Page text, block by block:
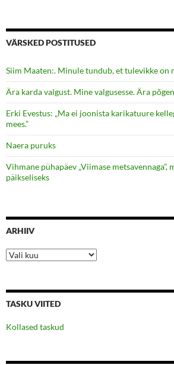
VÄRSKED POSTITUSED
Siim Maaten:. Minule tundub, et tulevikke on
Ära karda valgust. Mine valgusesse. Ära
Erki Evestus: „Ma ei joonista karikatuure
mees.”
Naera puruks
Vihmane pühapäev „Viimase
päikseliseks
ARHIIV
Arhiiv
TASKU VIITED
Kollased taskud